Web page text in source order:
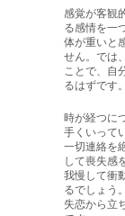
感覚が客観
る感情を一
体が重いと
せん。では
ことで、自
るはずです。
時が経つに
手くいって
一切連絡を
して喪失感
我慢して衝
るでしょう。
失恋から立